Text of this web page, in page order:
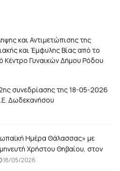
και Αντιμετώπισης της
και Έμφυλης Βίας από το
Κέντρο Γυναικών Δήμου Ρόδου
συνεδρίασης της 18-05-2026
Δωδεκανήσου
Ημέρα Θάλασσας» με
Χρήστου Θηβαίου, στον
18/05/2026